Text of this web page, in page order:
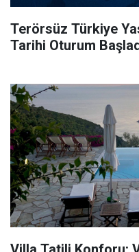
Terörsüz Türkiye
Tarihi Oturum